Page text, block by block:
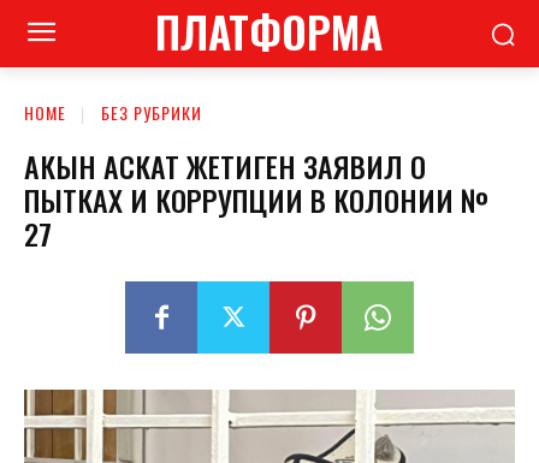
ПЛАТФОРМА
HOME БЕЗ РУБРИКИ
АКЫН АСКАТ ЖЕТИГЕН ЗАЯВИЛ О
ПЫТКАХ И КОРРУПЦИИ В КОЛОНИИ №
27